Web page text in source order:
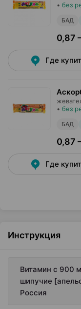
• без
БАД
0,87
Где
• без
БАД
0,87
Где
Инструкция
Витамин с 900
шипучие
Россия